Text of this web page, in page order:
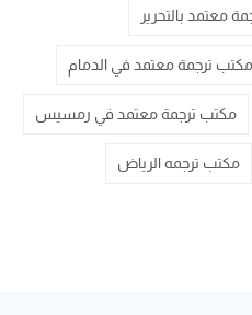
معتمد بالتحرير
مكتب ترجمة معتمد في الدمام
مكتب ترجمة معتمد في رمسيس
مكتب ترجمه الرياض